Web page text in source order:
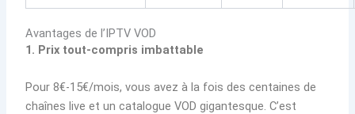
Avantages de l’IPTV VOD
1. Prix tout-compris imbattable
Pour 8€-15€/mois, vous avez à la fois des centaines de
chaînes live et un catalogue VOD gigantesque. C’est